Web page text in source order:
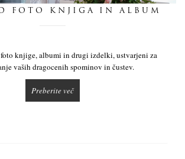
FOTO KNJIGA IN ALBUM
foto knjige, albumi in drugi izdelki, ustvarjeni za
vaših dragocenih spominov in čustev.
Preberite več